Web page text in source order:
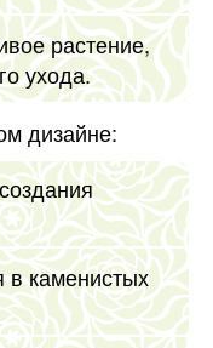
растение,
ухода.
дизайне:
в каменистых